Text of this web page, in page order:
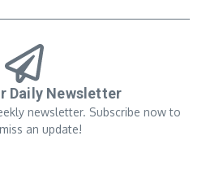
Daily Newsletter
newsletter. Subscribe now to
an update!